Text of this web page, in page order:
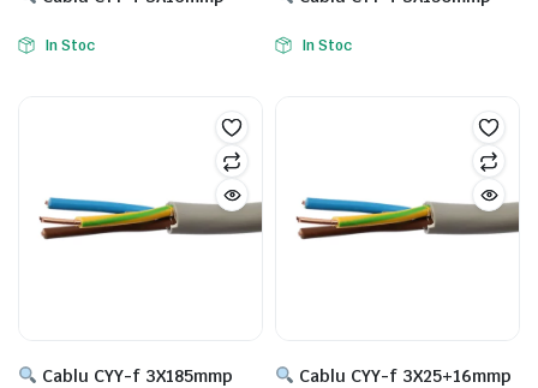
In Stoc In Stoc
Cablu CYY-f 3X185mmp Cablu CYY-f 3X25+16mmp